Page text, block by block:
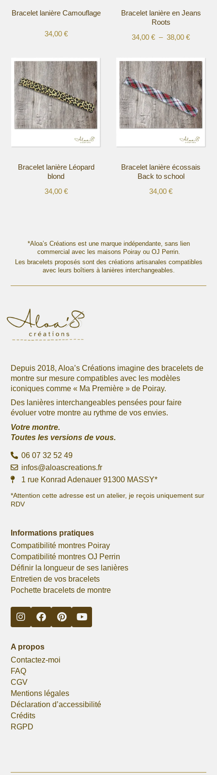
Bracelet lanière Camouflage
34,00 €
plusieurs
variations.
Les
options
peuvent
être
sur
page
Bracelet lanière en Jeans
Roots
34,00€ – 38,00€Plage
34,00 €
à
38,00 €
plusieurs
variations.
Les
options
peuvent
être
sur
page
Bracelet lanière Léopard
blond
34,00 €
variations.
options
page
Bracelet lanière écossais
Back to school
34,00€
variations.
Les
options
peuvent
*Aloa’s Créations est une marque indépendante, sans lien
commercial avec les maisons Poiray ou OJ Perrin.
Les bracelets proposés sont des créations artisanales compatibles
avec leurs boîtiers à lanières interchangeables.
Depuis 2018, Aloa’s Créations imagine des bracelets de
montre sur mesure compatibles avec les modèles
iconiques comme « Ma Première » de Poiray.
Des lanières interchangeables pensées pour faire
évoluer votre montre au rythme de vos envies.
Votre montre.
Toutes les versions de vous.
06 07 32 52 49
infos@aloascreations.fr
1 rue Konrad Adenauer 91300 MASSY*
*Attention cette adresse est un atelier, je reçois uniquement sur
RDV
Informations pratiques
Compatibilité montres Poiray
Compatibilité montres OJ Perrin
Définir la longueur de ses lanières
Entretien de vos bracelets
Pochette bracelets de montre
A propos
Contactez-moi
FAQ
CGV
Mentions légales
Déclaration d’accessibilité
Crédits
RGPD